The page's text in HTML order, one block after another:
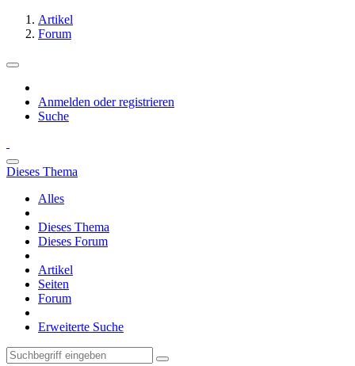
Artikel
Forum
Anmelden oder registrieren
Suche
Dieses Thema
Alles
Dieses Thema
Dieses Forum
Artikel
Seiten
Forum
Erweiterte Suche